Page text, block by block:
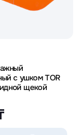
TOR
щекой